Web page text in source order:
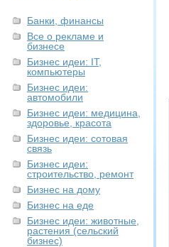
Банки, финансы
Все о рекламе и
бизнесе
Бизнес идеи: IT,
компьютеры
Бизнес идеи:
автомобили
Бизнес идеи: медицина,
здоровье, красота
Бизнес идеи: сотовая
связь
Бизнес идеи:
строительство, ремонт
Бизнес на дому
Бизнес на еде
Бизнес идеи: животные,
растения (сельский
бизнес)